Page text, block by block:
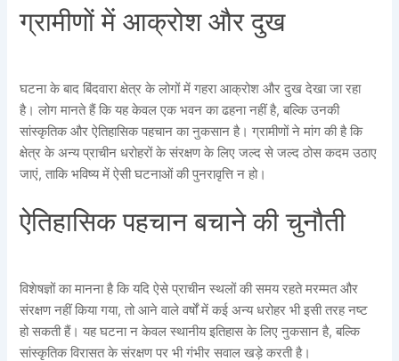
ग्रामीणों में आक्रोश और दुख
घटना के बाद बिंदवारा क्षेत्र के लोगों में गहरा आक्रोश और दुख देखा जा रहा
है। लोग मानते हैं कि यह केवल एक भवन का ढहना नहीं है, बल्कि उनकी
सांस्कृतिक और ऐतिहासिक पहचान का नुकसान है। ग्रामीणों ने मांग की है कि
क्षेत्र के अन्य प्राचीन धरोहरों के संरक्षण के लिए जल्द से जल्द ठोस कदम उठाए
जाएं, ताकि भविष्य में ऐसी घटनाओं की पुनरावृत्ति न हो।
ऐतिहासिक पहचान बचाने की चुनौती
विशेषज्ञों का मानना है कि यदि ऐसे प्राचीन स्थलों की समय रहते मरम्मत और
संरक्षण नहीं किया गया, तो आने वाले वर्षों में कई अन्य धरोहर भी इसी तरह नष्ट
हो सकती हैं। यह घटना न केवल स्थानीय इतिहास के लिए नुकसान है, बल्कि
सांस्कृतिक विरासत के संरक्षण पर भी गंभीर सवाल खड़े करती है।